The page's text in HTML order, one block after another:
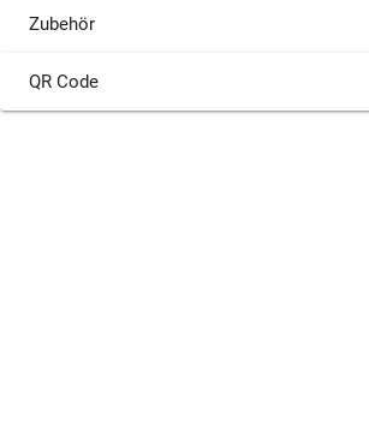
Zubehör
QR Code